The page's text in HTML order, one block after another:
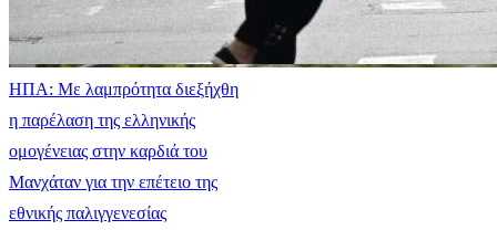
ΗΠΑ: Με λαμπρότητα διεξήχθη
η παρέλαση της ελληνικής
ομογένειας στην καρδιά του
Μανχάταν για την επέτειο της
εθνικής παλιγγενεσίας